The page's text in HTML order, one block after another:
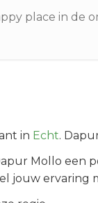
place in de
in Echt.
Mollo een
jouw ervaring